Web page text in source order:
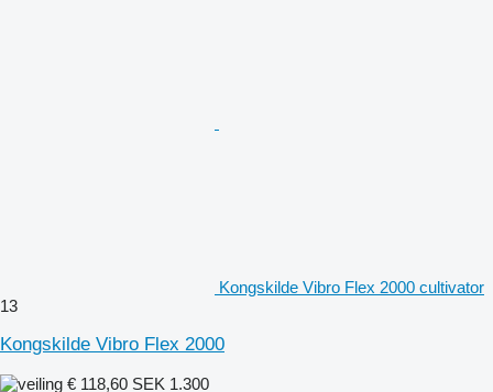
Kongskilde Vibro Flex 2000 cultivator
13
Kongskilde Vibro Flex 2000
€ 118,60 SEK 1.300